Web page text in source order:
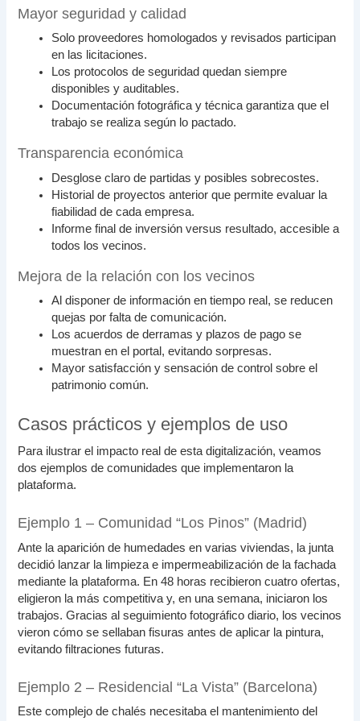
Mayor seguridad y calidad
Solo proveedores homologados y revisados participan
en las licitaciones.
Los protocolos de seguridad quedan siempre
disponibles y auditables.
Documentación fotográfica y técnica garantiza que el
trabajo se realiza según lo pactado.
Transparencia económica
Desglose claro de partidas y posibles sobrecostes.
Historial de proyectos anterior que permite evaluar la
fiabilidad de cada empresa.
Informe final de inversión versus resultado, accesible a
todos los vecinos.
Mejora de la relación con los vecinos
Al disponer de información en tiempo real, se reducen
quejas por falta de comunicación.
Los acuerdos de derramas y plazos de pago se
muestran en el portal, evitando sorpresas.
Mayor satisfacción y sensación de control sobre el
patrimonio común.
Casos prácticos y ejemplos de uso
Para ilustrar el impacto real de esta digitalización, veamos
dos ejemplos de comunidades que implementaron la
plataforma.
Ejemplo 1 – Comunidad “Los Pinos” (Madrid)
Ante la aparición de humedades en varias viviendas, la junta
decidió lanzar la limpieza e impermeabilización de la fachada
mediante la plataforma. En 48 horas recibieron cuatro ofertas,
eligieron la más competitiva y, en una semana, iniciaron los
trabajos. Gracias al seguimiento fotográfico diario, los vecinos
vieron cómo se sellaban fisuras antes de aplicar la pintura,
evitando filtraciones futuras.
Ejemplo 2 – Residencial “La Vista” (Barcelona)
Este complejo de chalés necesitaba el mantenimiento del